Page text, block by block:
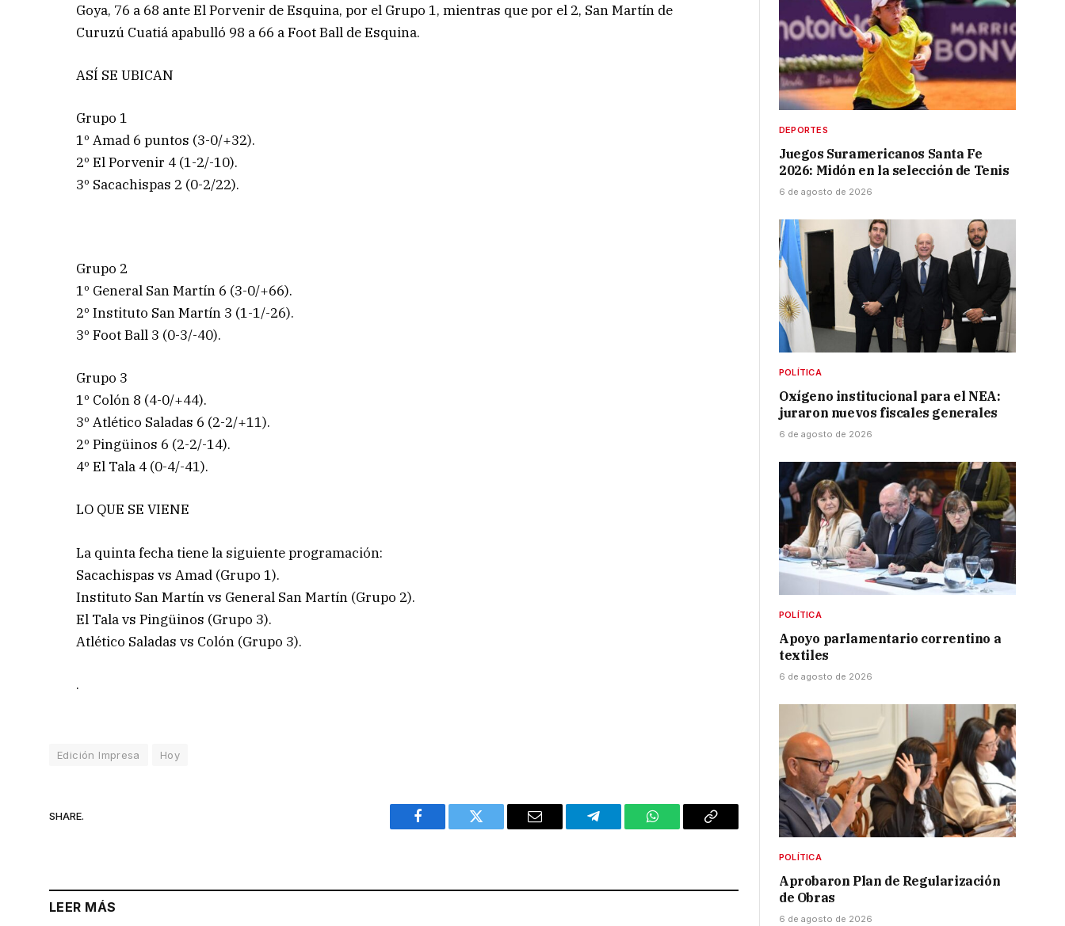
Goya, 76 a 68 ante El Porvenir de Esquina, por el Grupo 1, mientras que por el 2, San Martín de
Curuzú Cuatiá apabulló 98 a 66 a Foot Ball de Esquina.
ASÍ SE UBICAN
Grupo 1
1º Amad 6 puntos (3-0/+32).
2º El Porvenir 4 (1-2/-10).
3º Sacachispas 2 (0-2/22).
Grupo 2
1º General San Martín 6 (3-0/+66).
2º Instituto San Martín 3 (1-1/-26).
3º Foot Ball 3 (0-3/-40).
Grupo 3
1º Colón 8 (4-0/+44).
3º Atlético Saladas 6 (2-2/+11).
2º Pingüinos 6 (2-2/-14).
4º El Tala 4 (0-4/-41).
LO QUE SE VIENE
La quinta fecha tiene la siguiente programación:
Sacachispas vs Amad (Grupo 1).
Instituto San Martín vs General San Martín (Grupo 2).
El Tala vs Pingüinos (Grupo 3).
Atlético Saladas vs Colón (Grupo 3).
.
Edición Impresa Hoy
SHARE.
Facebook Twitter Email Telegram WhatsAppCopy
LEER MÁS
DEPORTES
Juegos Suramericanos Santa Fe
2026: Midón en la selección de Tenis
6 de agosto de 2026
POLÍTICA
Oxígeno institucional para el NEA:
juraron nuevos fiscales generales
6 de agosto de 2026
POLÍTICA
Apoyo parlamentario correntino a
textiles
6 de agosto de 2026
POLÍTICA
Aprobaron Plan de Regularización
de Obras
6 de agosto de 2026